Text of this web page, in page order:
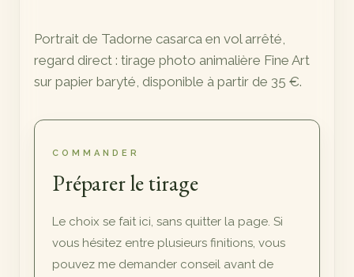
Portrait de Tadorne casarca en vol arrêté,
regard direct : tirage photo animalière Fine Art
sur papier baryté, disponible à partir de 35 €.
COMMANDER
Préparer le tirage
Le choix se fait ici, sans quitter la page. Si
vous hésitez entre plusieurs finitions, vous
pouvez me demander conseil avant de